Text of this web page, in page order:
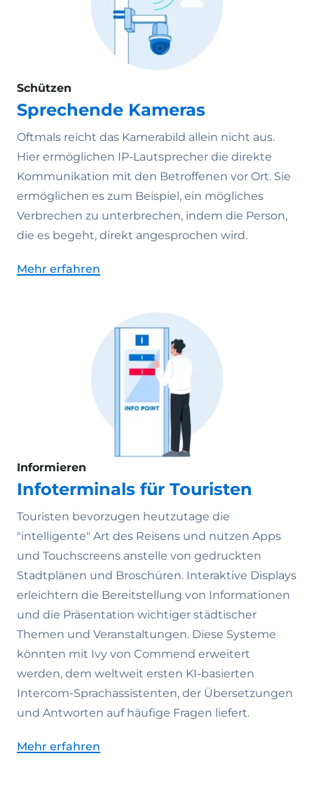
Schützen
Sprechende Kameras
Oftmals reicht das Kamerabild allein nicht aus.
Hier ermöglichen IP-Lautsprecher die direkte
Kommunikation mit den Betroffenen vor Ort. Sie
ermöglichen es zum Beispiel, ein mögliches
Verbrechen zu unterbrechen, indem die Person,
die es begeht, direkt angesprochen wird.
Mehr erfahren
Informieren
Infoterminals für Touristen
Touristen bevorzugen heutzutage die
"intelligente" Art des Reisens und nutzen Apps
und Touchscreens anstelle von gedruckten
Stadtplänen und Broschüren. Interaktive Displays
erleichtern die Bereitstellung von Informationen
und die Präsentation wichtiger städtischer
Themen und Veranstaltungen. Diese Systeme
könnten mit Ivy von Commend erweitert
werden, dem weltweit ersten KI-basierten
Intercom-Sprachassistenten, der Übersetzungen
und Antworten auf häufige Fragen liefert.
Mehr erfahren